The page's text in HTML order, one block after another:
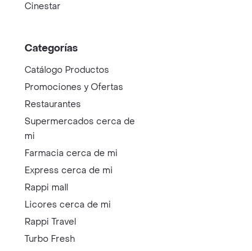
Cinestar
Categorías
Catálogo Productos
Promociones y Ofertas
Restaurantes
Supermercados cerca de
mi
Farmacia cerca de mi
Express cerca de mi
Rappi mall
Licores cerca de mi
Rappi Travel
Turbo Fresh